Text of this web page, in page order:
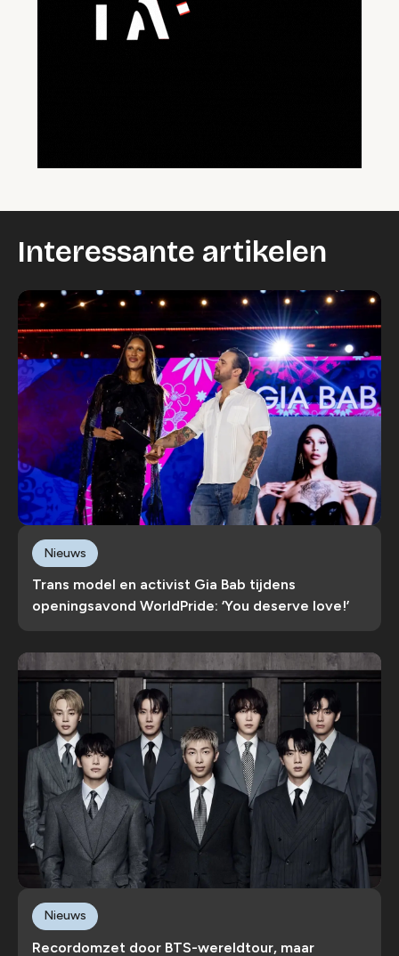
Interessante artikelen
Trans model en activist Gia Bab tijdens
openingsavond WorldPride: ‘You deserve love!’
Nieuws
Recordomzet door BTS-wereldtour, maar
Nieuws